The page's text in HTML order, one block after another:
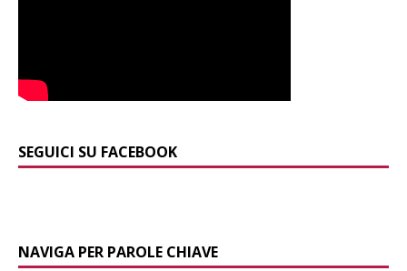
SEGUICI SU FACEBOOK
NAVIGA PER PAROLE CHIAVE